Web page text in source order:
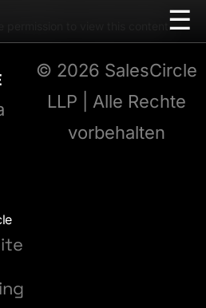
☰
permission to view this content.
© 2026 SalesCircle
LLP | Alle Rechte
vorbehalten